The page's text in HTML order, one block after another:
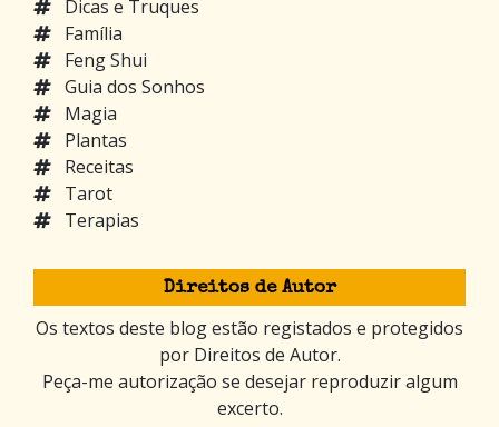
Dicas e Truques
Família
Feng Shui
Guia dos Sonhos
Magia
Plantas
Receitas
Tarot
Terapias
Direitos de Autor
Os textos deste blog estão registados e protegidos
por Direitos de Autor.
Peça-me autorização se desejar reproduzir algum
excerto.